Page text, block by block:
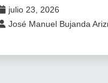
julio 23, 2026
José Manuel Bujanda